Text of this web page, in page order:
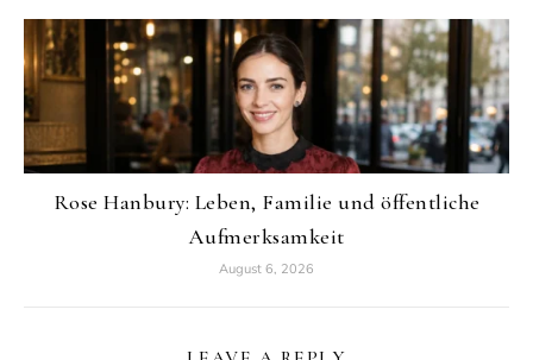
Rose Hanbury: Leben, Familie und öffentliche
Aufmerksamkeit
August 6, 2026